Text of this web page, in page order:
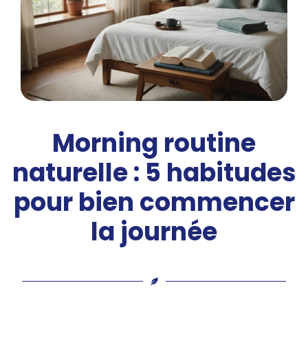
Morning routine
naturelle : 5 habitudes
pour bien commencer
la journée